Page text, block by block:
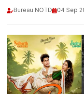
Bureau NOTD 04 Sep